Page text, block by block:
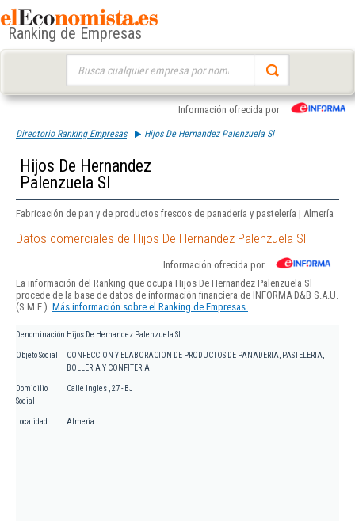
Ranking de Empresas
Información ofrecida por
Directorio Ranking Empresas Hijos De Hernandez Palenzuela Sl
Hijos De Hernandez
Palenzuela Sl
Fabricación de pan y de productos frescos de panadería y pastelería | Almería
Datos comerciales de Hijos De Hernandez Palenzuela Sl
Información ofrecida por
La información del Ranking que ocupa Hijos De Hernandez Palenzuela Sl
procede de la base de datos de información financiera de INFORMA D&B S.A.U.
(S.M.E.). Más información sobre el Ranking de Empresas.
Denominación Hijos De Hernandez Palenzuela Sl
Objeto Social
CONFECCION Y ELABORACION DE PRODUCTOS DE PANADERIA, PASTELERIA,
BOLLERIA Y CONFITERIA
Domicilio
Social
Calle Ingles , 27 - BJ
Localidad Almeria